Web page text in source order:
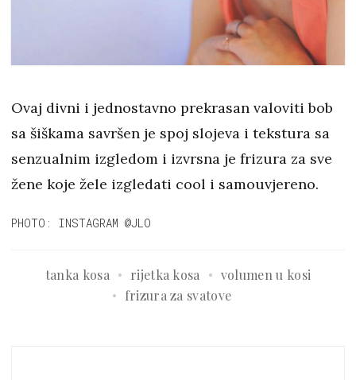
Ovaj divni i jednostavno prekrasan valoviti bob
sa šiškama savršen je spoj slojeva i tekstura sa
senzualnim izgledom i izvrsna je frizura za sve
žene koje žele izgledati cool i samouvjereno.
PHOTO: INSTAGRAM @JLO
tanka kosa rijetka kosa
volumen u kosi
frizura za svatove